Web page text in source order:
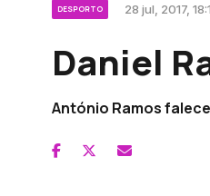
DESPORTO 28 jul, 2017,
Daniel
António Ramos